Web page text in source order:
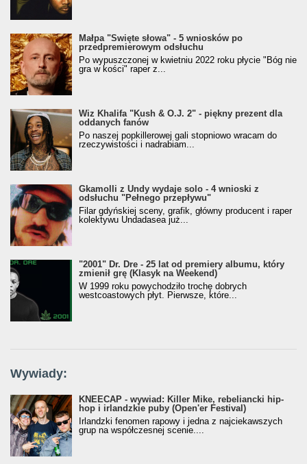
Małpa "Święte słowa" - 5 wniosków po
przedpremierowym odsłuchu
Po wypuszczonej w kwietniu 2022 roku płycie "Bóg nie
gra w kości" raper z...
Wiz Khalifa "Kush & O.J. 2" - piękny prezent dla
oddanych fanów
Po naszej popkillerowej gali stopniowo wracam do
rzeczywistości i nadrabiam...
Gkamolli z Undy wydaje solo - 4 wnioski z
odsłuchu "Pełnego przepływu"
Filar gdyńskiej sceny, grafik, główny producent i raper
kolektywu Undadasea już...
"2001" Dr. Dre - 25 lat od premiery albumu, który
zmienił grę (Klasyk na Weekend)
W 1999 roku powychodziło trochę dobrych
westcoastowych płyt. Pierwsze, które...
Wywiady:
KNEECAP - wywiad: Killer Mike, rebeliancki hip-
hop i irlandzkie puby (Open'er Festival)
Irlandzki fenomen rapowy i jedna z najciekawszych
grup na współczesnej scenie....